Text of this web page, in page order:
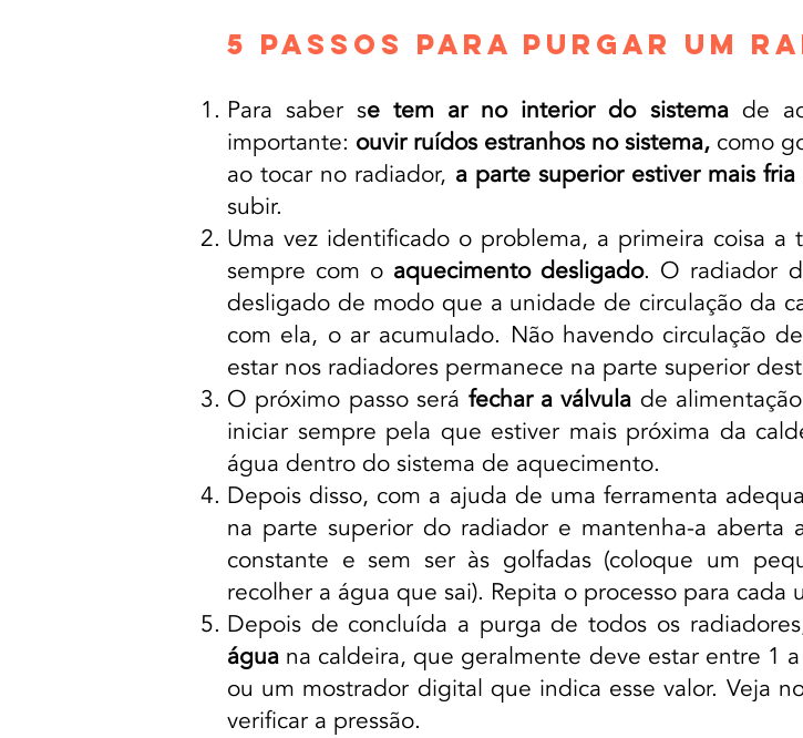
5 PASSOS PARA PURGAR UM
Para saber se tem ar no interior do sistemade
importante: ouvir ruídos estranhos no sistema, como
ao tocar no radiador, a parte superior estiver mais
subir.
Uma vez identificado o problema, a primeira coisa
sempre com o aquecimento desligado. O radiador
desligado de modo que a unidade de circulação da
com ela, o ar acumulado. Não havendo circulação
estar nos radiadores permanece na parte superior
O próximo passo será fechar a válvula de
iniciar sempre pela que estiver mais próxima da
água dentro do sistema de aquecimento.
Depois disso, com a ajuda de uma ferramenta
na parte superior do radiador e mantenha-a
constante e sem ser às golfadas (coloque um
recolher a água que sai). Repita o processo para cada
Depois de concluída a purga de todos os
água na caldeira, que geralmente deve estar entre 1
ou um mostrador digital que indica esse valor. Veja
verificar a pressão.